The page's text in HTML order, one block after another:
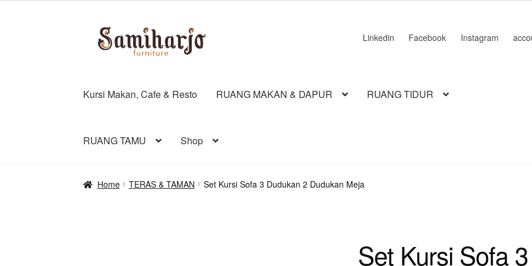
Skip
Skip
Linkedin Facebook Instagram
Kursi Makan, Cafe & Resto RUANG MAKAN & DAPUR RUANG TIDUR
RUANG TAMU Shop
Home TERAS & TAMAN Set Kursi Sofa 3 Dudukan 2 Dudukan Meja
Set Kursi Sofa